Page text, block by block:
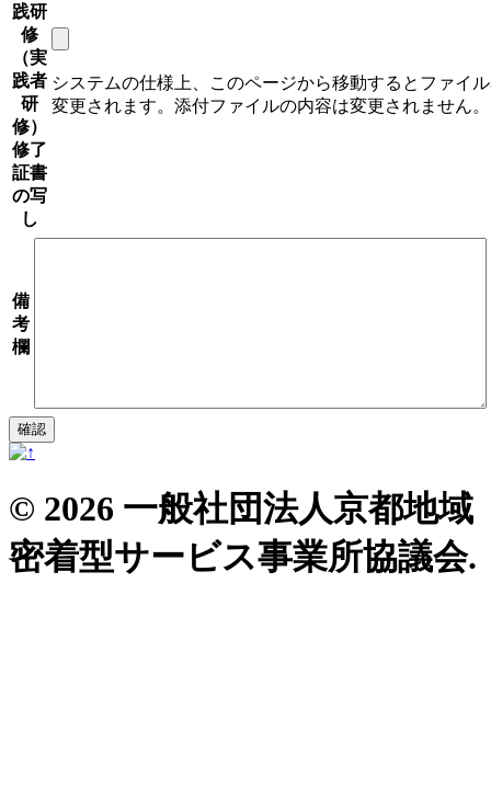
践研
修
（実
践者
研
修）
修了
証書
の写
し
システムの仕様上、このページから移動するとファイ
変更されます。添付ファイルの内容は変更されません。
備
考
欄
© 2026 一般社団法人京都地域
密着型サービス事業所協議会.